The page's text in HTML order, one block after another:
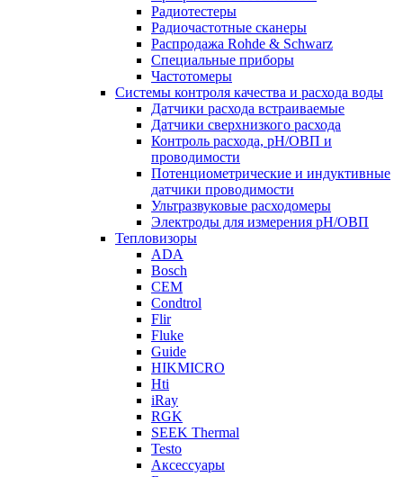
Радиотестеры
Радиочастотные сканеры
Распродажа Rohde & Schwarz
Специальные приборы
Частотомеры
Системы контроля качества и расхода воды
Датчики расхода встраиваемые
Датчики сверхнизкого расхода
Контроль расхода, pH/ОВП и
проводимости
Потенциометрические и индуктивные
датчики проводимости
Ультразвуковые расходомеры
Электроды для измерения рH/ОВП
Тепловизоры
ADA
Bosch
CEM
Condtrol
Flir
Fluke
Guide
HIKMICRO
Hti
iRay
RGK
SEEK Thermal
Testo
Аксессуары